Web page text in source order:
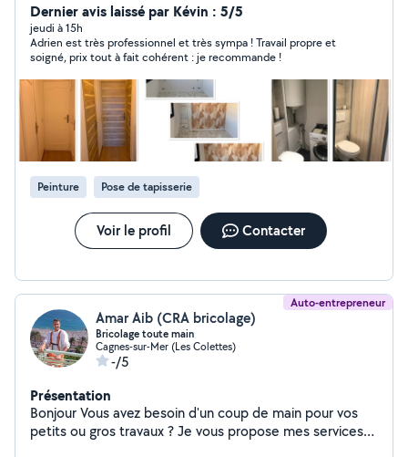
sur Instagram : ac_sud_renov_
Dernier avis laissé par Kévin : 5/5
jeudi à 15h
Adrien est très professionnel et très sympa ! Travail propre et
soigné, prix tout à fait cohérent : je recommande !
Peinture Pose de tapisserie
Voir le profil Contacter
Auto-entrepreneur
Amar Aib (CRA bricolage)
Bricolage toute main
Cagnes-sur-Mer (Les Colettes)
-/5
Présentation
Bonjour Vous avez besoin d'un coup de main pour vos
petits ou gros travaux ? Je vous propose mes services